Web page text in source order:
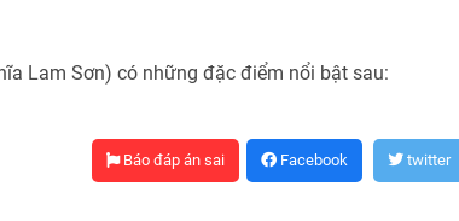
Lam Sơn) có những đặc điểm nổi bật sau:
Báo đáp án sai Facebook twitter